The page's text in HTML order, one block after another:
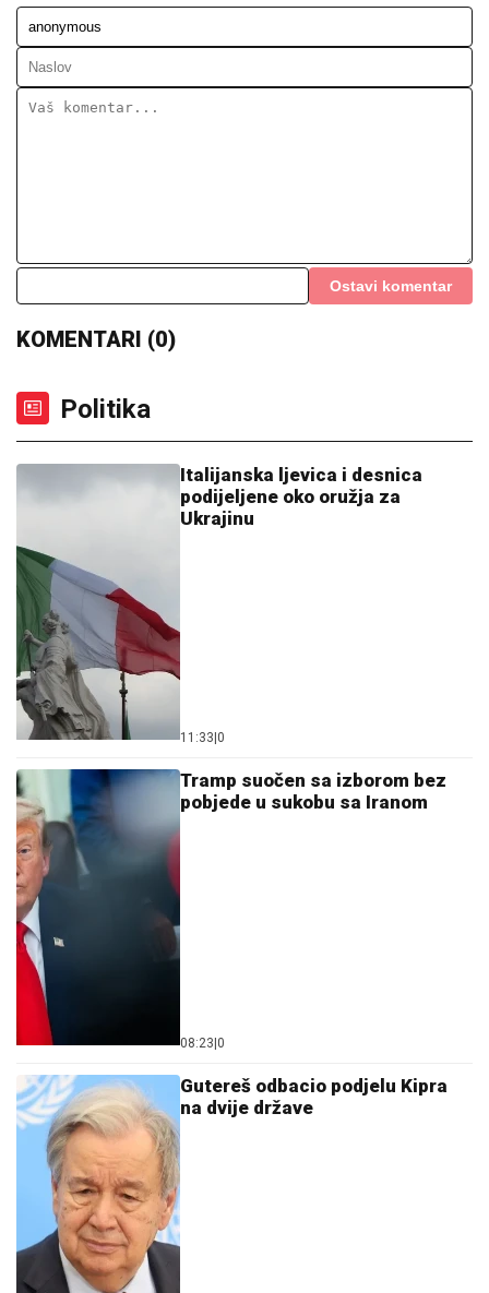
Ostavi komentar
KOMENTARI (0)
Politika
Italijanska ljevica i desnica
podijeljene oko oružja za
Ukrajinu
11:33|0
Tramp suočen sa izborom bez
pobjede u sukobu sa Iranom
08:23|0
Gutereš odbacio podjelu Kipra
na dvije države